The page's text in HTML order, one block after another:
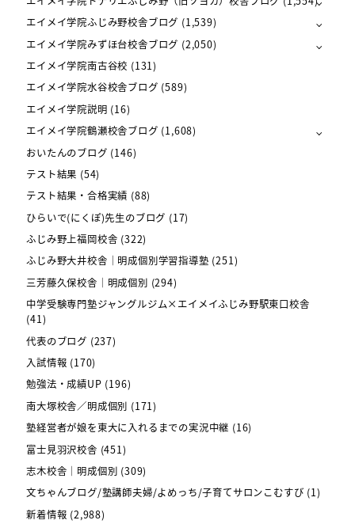
エイメイ学院ふじみ野校舎ブログ (1,539)
エイメイ学院みずほ台校舎ブログ (2,050)
エイメイ学院南古谷校 (131)
エイメイ学院水谷校舎ブログ (589)
エイメイ学院説明 (16)
エイメイ学院鶴瀬校舎ブログ (1,608)
おいたんのブログ (146)
テスト結果 (54)
テスト結果・合格実績 (88)
ひらいで(にくぽ)先生のブログ (17)
ふじみ野上福岡校舎 (322)
ふじみ野大井校舎｜明成個別学習指導塾 (251)
三芳藤久保校舎｜明成個別 (294)
中学受験専門塾ジャングルジム×エイメイふじみ野駅東口校舎
(41)
代表のブログ (237)
入試情報 (170)
勉強法・成績UP (196)
南大塚校舎／明成個別 (171)
塾経営者が娘を東大に入れるまでの実況中継 (16)
富士見羽沢校舎 (451)
志木校舎｜明成個別 (309)
文ちゃんブログ/塾講師夫婦/よめっち/子育てサロンこむすび (1)
新着情報 (2,988)